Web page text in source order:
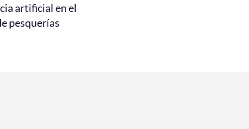
artificial en el
pesquerías